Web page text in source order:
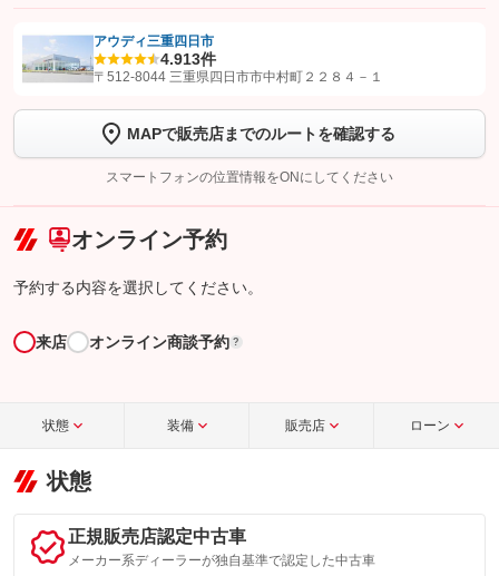
【STEP1】認証画面でグーネットを友だち追加してから「許可する」ボタンを押
トーク画面で
ボタンをタップして問い合わせを
完了してください。
こちら
アウディ三重四日市
4.913件
〒512-8044 三重県四日市市中村町２２８４－１
MAPで販売店までのルートを確認する
スマートフォンの位置情報をONにしてください
オンライン予約
予約する内容を選択してください。
来店 オンライン商談予約 ?
状態 装備 販売店 ローン
状態
正規販売店認定中古車
メーカー系ディーラーが独自基準で認定した中古車